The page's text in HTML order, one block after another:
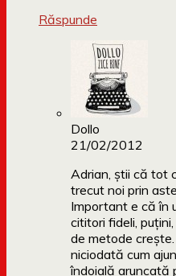
Răspunde
Dollo
21/02/2012
Adrian, știi că tot
trecut noi prin
Important e că în
cititori fideli,
de metode
niciodată cum
îndoială aruncată